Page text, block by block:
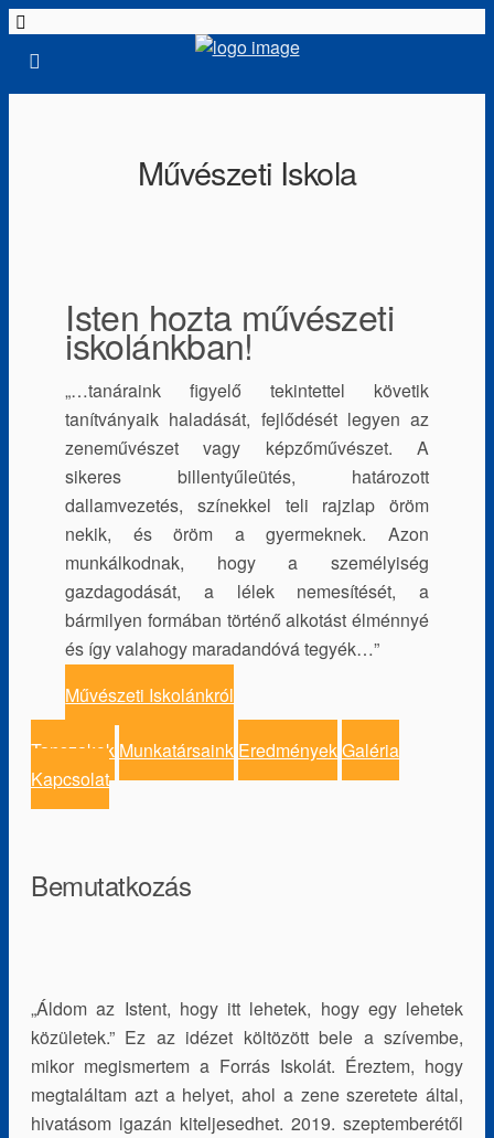
Művészeti Iskola
Isten hozta művészeti
iskolánkban!
„…tanáraink figyelő tekintettel követik
tanítványaik haladását, fejlődését legyen az
zeneművészet vagy képzőművészet. A
sikeres billentyűleütés, határozott
dallamvezetés, színekkel teli rajzlap öröm
nekik, és öröm a gyermeknek. Azon
munkálkodnak, hogy a személyiség
gazdagodását, a lélek nemesítését, a
bármilyen formában történő alkotást élménnyé
és így valahogy maradandóvá tegyék…”
Művészeti Iskolánkról
Tanszakok Munkatársaink EredményekGaléria
Kapcsolat
Bemutatkozás
„Áldom az Istent, hogy itt lehetek, hogy egy lehetek
közületek.” Ez az idézet költözött bele a szívembe,
mikor megismertem a Forrás Iskolát. Éreztem, hogy
megtaláltam azt a helyet, ahol a zene szeretete által,
hivatásom igazán kiteljesedhet. 2019. szeptemberétől